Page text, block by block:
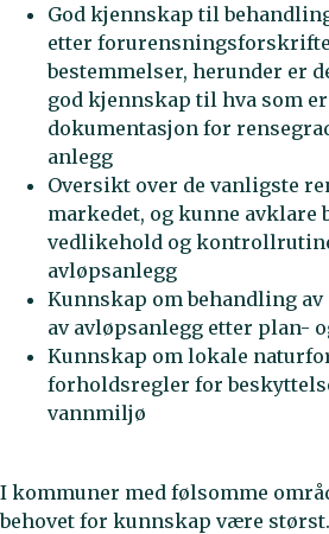
God kjennskap til
etter
bestemmelser, herunder er
god kjennskap til hva som
dokumentasjon for
anlegg
Oversikt over de vanligste
markedet, og kunne avklare
vedlikehold og
avløpsanlegg
Kunnskap om behandling
av avløpsanlegg etter plan-
Kunnskap om lokale
forholdsregler for
vannmiljø
I kommuner med følsomme
behovet for kunnskap være